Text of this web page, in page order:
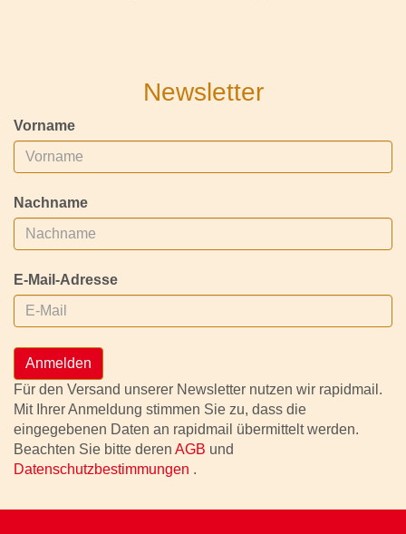
Newsletter
Vorname
Nachname
E-Mail-Adresse
Anmelden
Für den Versand unserer Newsletter nutzen wir rapidmail.
Mit Ihrer Anmeldung stimmen Sie zu, dass die
eingegebenen Daten an rapidmail übermittelt werden.
Beachten Sie bitte deren AGB und
Datenschutzbestimmungen .